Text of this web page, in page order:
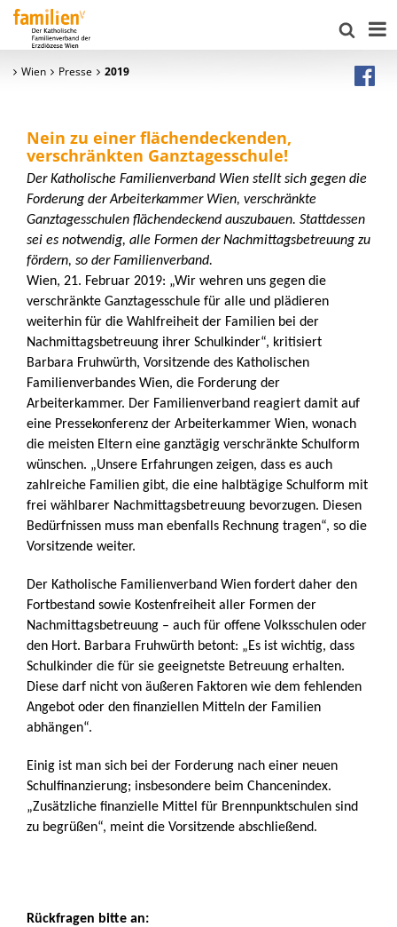
Wien Presse 2019
Nein zu einer flächendeckenden,
verschränkten Ganztagesschule!
Der Katholische Familienverband Wien stellt sich gegen die
Forderung der Arbeiterkammer Wien, verschränkte
Ganztagesschulen flächendeckend auszubauen. Stattdessen
sei es notwendig, alle Formen der Nachmittagsbetreuung zu
fördern, so der Familienverband.
Wien, 21. Februar 2019: „Wir wehren uns gegen die
verschränkte Ganztagesschule für alle und plädieren
weiterhin für die Wahlfreiheit der Familien bei der
Nachmittagsbetreuung ihrer Schulkinder“, kritisiert
Barbara Fruhwürth, Vorsitzende des Katholischen
Familienverbandes Wien, die Forderung der
Arbeiterkammer. Der Familienverband reagiert damit auf
eine Pressekonferenz der Arbeiterkammer Wien, wonach
die meisten Eltern eine ganztägig verschränkte Schulform
wünschen. „Unsere Erfahrungen zeigen, dass es auch
zahlreiche Familien gibt, die eine halbtägige Schulform mit
frei wählbarer Nachmittagsbetreuung bevorzugen. Diesen
Bedürfnissen muss man ebenfalls Rechnung tragen“, so die
Vorsitzende weiter.
Der Katholische Familienverband Wien fordert daher den
Fortbestand sowie Kostenfreiheit aller Formen der
Nachmittagsbetreuung – auch für offene Volksschulen oder
den Hort. Barbara Fruhwürth betont: „Es ist wichtig, dass
Schulkinder die für sie geeignetste Betreuung erhalten.
Diese darf nicht von äußeren Faktoren wie dem fehlenden
Angebot oder den finanziellen Mitteln der Familien
abhängen“.
Einig ist man sich bei der Forderung nach einer neuen
Schulfinanzierung; insbesondere beim Chancenindex.
„Zusätzliche finanzielle Mittel für Brennpunktschulen sind
zu begrüßen“, meint die Vorsitzende abschließend.
Rückfragen bitte an: